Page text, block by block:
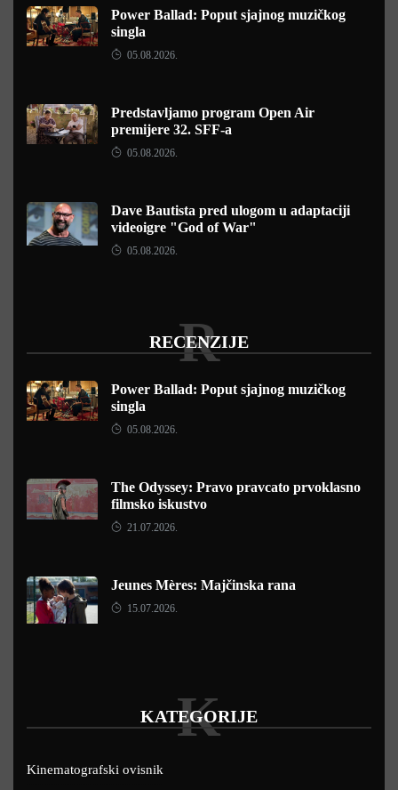
Power Ballad: Poput sjajnog muzičkog
singla
05.08.2026.
Predstavljamo program Open Air
premijere 32. SFF-a
05.08.2026.
Dave Bautista pred ulogom u adaptaciji
videoigre "God of War"
05.08.2026.
RECENZIJE
R
Power Ballad: Poput sjajnog muzičkog
singla
05.08.2026.
The Odyssey: Pravo pravcato prvoklasno
filmsko iskustvo
21.07.2026.
Jeunes Mères: Majčinska rana
15.07.2026.
KATEGORIJE
K
Kinematografski ovisnik